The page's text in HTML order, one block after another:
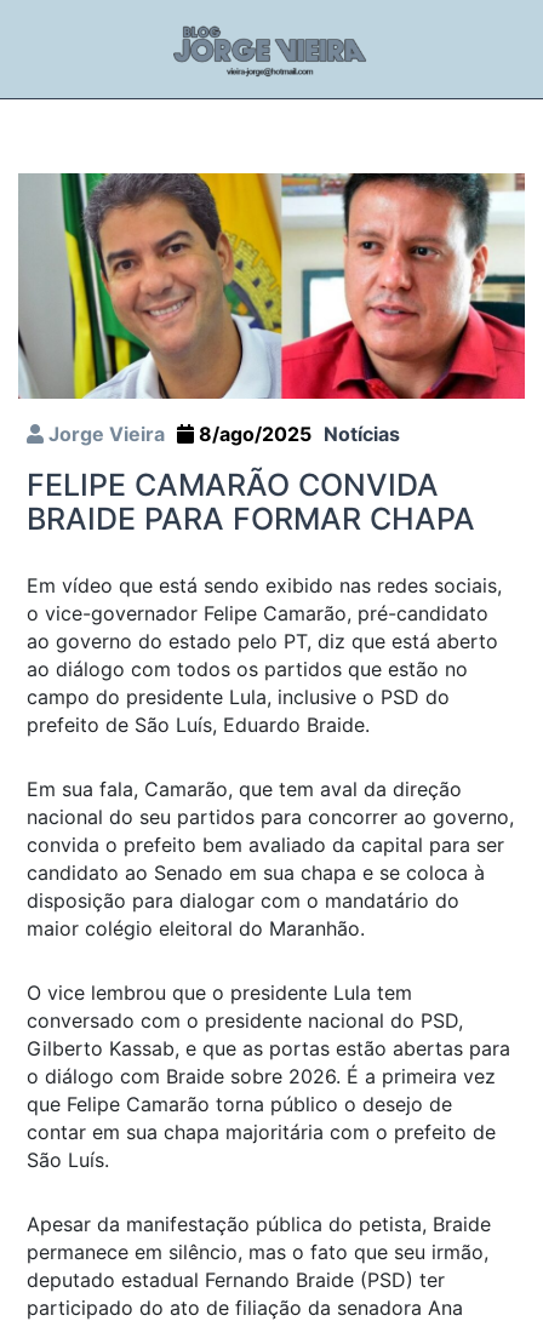
Jorge Vieira 8/ago/2025 Notícias
FELIPE CAMARÃO CONVIDA
BRAIDE PARA FORMAR CHAPA
Em vídeo que está sendo exibido nas redes sociais,
o vice-governador Felipe Camarão, pré-candidato
ao governo do estado pelo PT, diz que está aberto
ao diálogo com todos os partidos que estão no
campo do presidente Lula, inclusive o PSD do
prefeito de São Luís, Eduardo Braide.
Em sua fala, Camarão, que tem aval da direção
nacional do seu partidos para concorrer ao governo,
convida o prefeito bem avaliado da capital para ser
candidato ao Senado em sua chapa e se coloca à
disposição para dialogar com o mandatário do
maior colégio eleitoral do Maranhão.
O vice lembrou que o presidente Lula tem
conversado com o presidente nacional do PSD,
Gilberto Kassab, e que as portas estão abertas para
o diálogo com Braide sobre 2026. É a primeira vez
que Felipe Camarão torna público o desejo de
contar em sua chapa majoritária com o prefeito de
São Luís.
Apesar da manifestação pública do petista, Braide
permanece em silêncio, mas o fato que seu irmão,
deputado estadual Fernando Braide (PSD) ter
participado do ato de filiação da senadora Ana